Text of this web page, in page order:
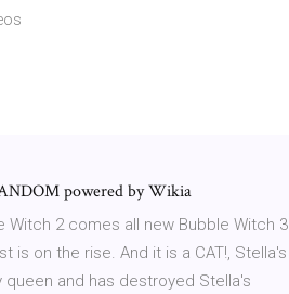
powered by Wikia
Witch 2 comes all new Bubble Witch 3
is on the rise. And it is a CAT!, Stella's
and has destroyed Stella's